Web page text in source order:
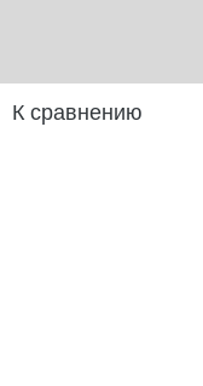
К сравнению